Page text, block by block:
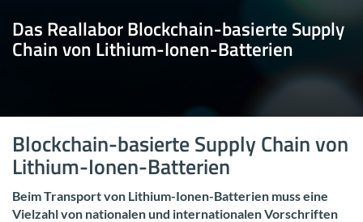
Das Re­al­la­bor Blockchain-​basierte Sup­ply
Chain von Lithium-​Ionen-Batterien
Blockchain-​basierte Sup­ply Chain von
Lithium-​Ionen-Batterien
Beim Trans­port von Lithium-​Ionen-Batterien muss eine
Viel­zahl von na­tio­na­len und in­ter­na­tio­na­len Vor­schrif­ten